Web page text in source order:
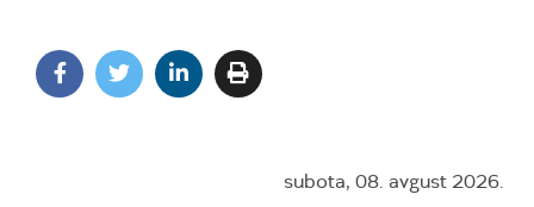
subota, 08. avgust 2026.